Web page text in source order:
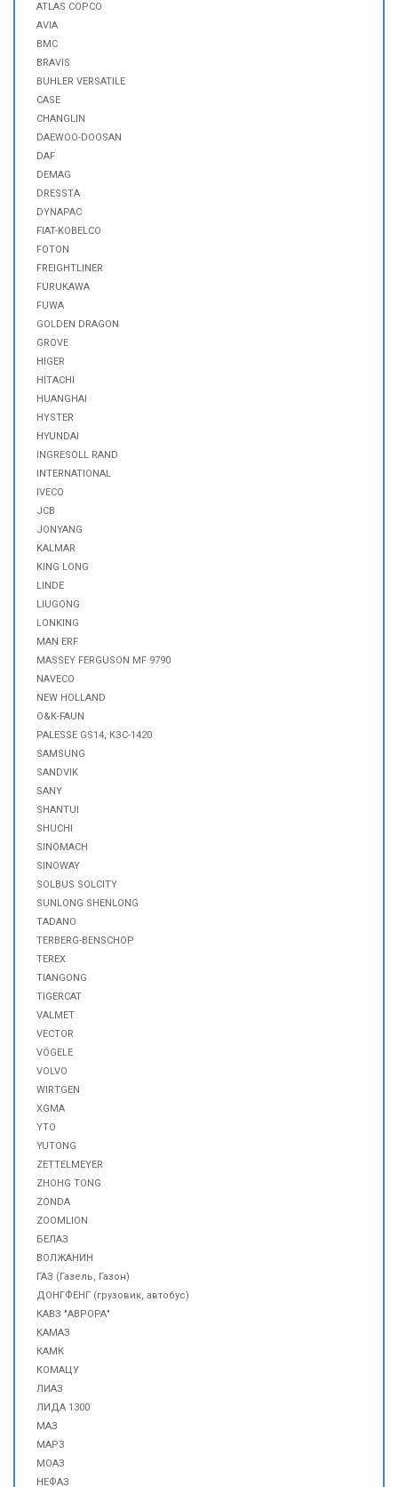
ATLAS COPCO
AVIA
BMC
BRAVIS
BUHLER VERSATILE
CASE
CHANGLIN
DAEWOO-DOOSAN
DAF
DEMAG
DRESSTA
DYNAPAC
FIAT-KOBELCO
FOTON
FREIGHTLINER
FURUKAWA
FUWA
GOLDEN DRAGON
GROVE
HIGER
HITACHI
HUANGHAI
HYSTER
HYUNDAI
INGRESOLL RAND
INTERNATIONAL
IVECO
JCB
JONYANG
KALMAR
KING LONG
LINDE
LIUGONG
LONKING
MAN ERF
MASSEY FERGUSON MF 9790
NAVECO
NEW HOLLAND
O&K-FAUN
PALESSE GS14, КЗС-1420
SAMSUNG
SANDVIK
SANY
SHANTUI
SHUCHI
SINOMACH
SINOWAY
SOLBUS SOLCITY
SUNLONG SHENLONG
TADANO
TERBERG-BENSCHOP
TEREX
TIANGONG
TIGERCAT
VALMET
VECTOR
VÖGELE
VOLVO
WIRTGEN
XGMA
YTO
YUTONG
ZETTELMEYER
ZHOHG TONG
ZONDA
ZOOMLION
БЕЛАЗ
ВОЛЖАНИН
ГАЗ (Газель, Газон)
ДОНГФЕНГ (грузовик, автобус)
КАВЗ "АВРОРА"
КАМАЗ
КАМК
КОМАЦУ
ЛИАЗ
ЛИДА 1300
МАЗ
МАРЗ
МОАЗ
НЕФАЗ